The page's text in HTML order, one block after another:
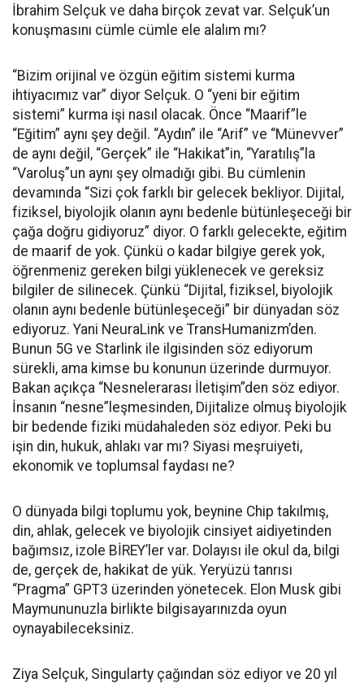
İbrahim Selçuk ve daha birçok zevat var. Selçuk’un
konuşmasını cümle cümle ele alalım mı?
“Bizim orijinal ve özgün eğitim sistemi kurma
ihtiyacımız var” diyor Selçuk. O “yeni bir eğitim
sistemi” kurma işi nasıl olacak. Önce “Maarif”le
“Eğitim” aynı şey değil. “Aydın” ile “Arif” ve “Münevver”
de aynı değil, “Gerçek” ile “Hakikat”in, “Yaratılış”la
“Varoluş”un aynı şey olmadığı gibi. Bu cümlenin
devamında “Sizi çok farklı bir gelecek bekliyor. Dijital,
fiziksel, biyolojik olanın aynı bedenle bütünleşeceği bir
çağa doğru gidiyoruz” diyor. O farklı gelecekte, eğitim
de maarif de yok. Çünkü o kadar bilgiye gerek yok,
öğrenmeniz gereken bilgi yüklenecek ve gereksiz
bilgiler de silinecek. Çünkü “Dijital, fiziksel, biyolojik
olanın aynı bedenle bütünleşeceği” bir dünyadan söz
ediyoruz. Yani NeuraLink ve TransHumanizm’den.
Bunun 5G ve Starlink ile ilgisinden söz ediyorum
sürekli, ama kimse bu konunun üzerinde durmuyor.
Bakan açıkça “Nesnelerarası İletişim”den söz ediyor.
İnsanın “nesne”leşmesinden, Dijitalize olmuş biyolojik
bir bedende fiziki müdahaleden söz ediyor. Peki bu
işin din, hukuk, ahlakı var mı? Siyasi meşruiyeti,
ekonomik ve toplumsal faydası ne?
O dünyada bilgi toplumu yok, beynine Chip takılmış,
din, ahlak, gelecek ve biyolojik cinsiyet aidiyetinden
bağımsız, izole BİREY’ler var. Dolayısı ile okul da, bilgi
de, gerçek de, hakikat de yük. Yeryüzü tanrısı
“Pragma” GPT3 üzerinden yönetecek. Elon Musk gibi
Maymununuzla birlikte bilgisayarınızda oyun
oynayabileceksiniz.
Ziya Selçuk, Singularty çağından söz ediyor ve 20 yıl